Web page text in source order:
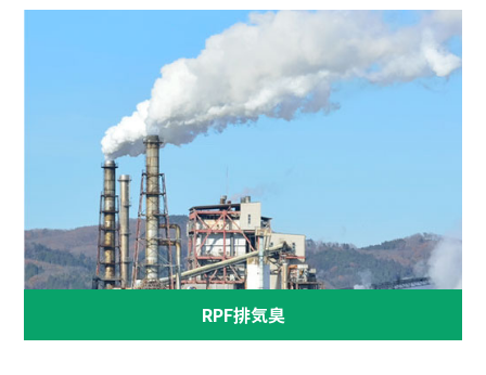
RPF排気臭